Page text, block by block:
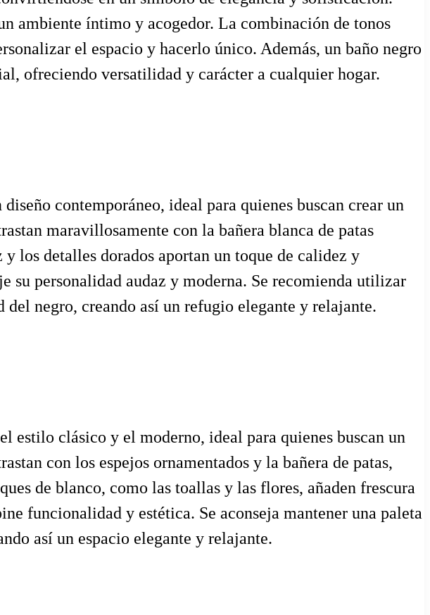
ambiente íntimo y acogedor. La combinación de tonos
el espacio y hacerlo único. Además, un baño negro
ofreciendo versatilidad y carácter a cualquier hogar.
contemporáneo, ideal para quienes buscan crear un
maravillosamente con la bañera blanca de patas
los detalles dorados aportan un toque de calidez y
su personalidad audaz y moderna. Se recomienda utilizar
negro, creando así un refugio elegante y relajante.
estilo clásico y el moderno, ideal para quienes buscan un
con los espejos ornamentados y la bañera de patas,
de blanco, como las toallas y las flores, añaden frescura
funcionalidad y estética. Se aconseja mantener una paleta
así un espacio elegante y relajante.